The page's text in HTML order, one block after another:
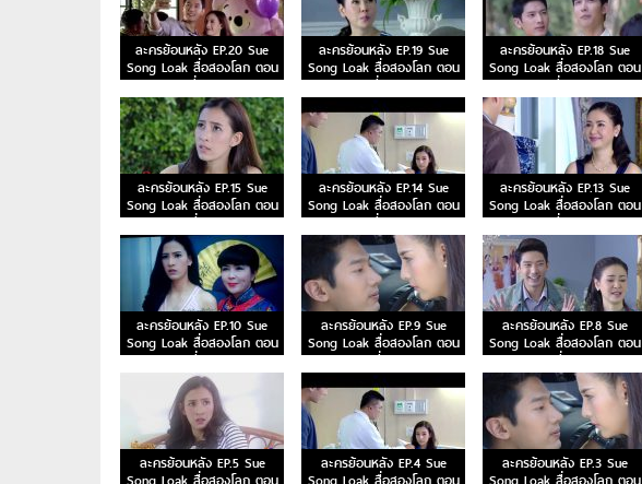
ละครย้อนหลัง EP.20 Sue
Song Loak สื่อสองโลก ตอน
ที่ 20
ละครย้อนหลัง EP.19 Sue
Song Loak สื่อสองโลก ตอน
ที่ 19
ละครย้อนหลัง EP.18 Sue
Song Loak สื่อสองโลก ตอน
ที่ 18
ละครย้อนหลัง EP.15 Sue
Song Loak สื่อสองโลก ตอน
ที่ 15
ละครย้อนหลัง EP.14 Sue
Song Loak สื่อสองโลก ตอน
ที่ 14
ละครย้อนหลัง EP.13 Sue
Song Loak สื่อสองโลก ตอน
ที่ 13
ละครย้อนหลัง EP.10 Sue
Song Loak สื่อสองโลก ตอน
ที่ 10
ละครย้อนหลัง EP.9 Sue
Song Loak สื่อสองโลก ตอน
ที่ 9
ละครย้อนหลัง EP.8 Sue
Song Loak สื่อสองโลก ตอน
ที่ 8
ละครย้อนหลัง EP.5 Sue
ละครย้อนหลัง EP.4 Sue
ละครย้อนหลัง EP.3 Sue